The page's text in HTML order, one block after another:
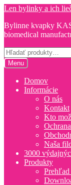
Preskočiť
navigáciu
Preskočiť
obsah
Len bylinky a ich
Bylinne kvapky
biomedical
Hľadať:
Menu
Domov
Informácie
O nás
Kontakt
Kto
Naša
3000
Produkty
Prehľad